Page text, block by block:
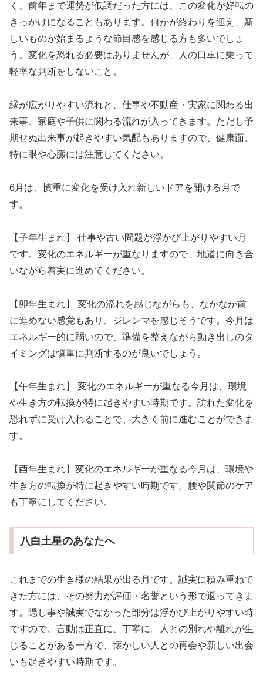
く、前年まで運勢が低調だった方には、この変化が好転の
きっかけになることもあります。何かが終わりを迎え、新
しいものが始まるような節目感を感じる方も多いでしょ
う。変化を恐れる必要はありませんが、人の口車に乗って
軽率な判断をしないこと。
縁が広がりやすい流れと、仕事や不動産・実家に関わる出
来事、家庭や子供に関わる流れが入ってきます。ただし予
期せぬ出来事が起きやすい気配もありますので、健康面、
特に眼や心臓には注意してください。
6月は、慎重に変化を受け入れ新しいドアを開ける月で
す。
【子年生まれ】 仕事や古い問題が浮かび上がりやすい月
です。変化のエネルギーが重なりますので、地道に向き合
いながら着実に進めてください。
【卯年生まれ】 変化の流れを感じながらも、なかなか前
に進めない感覚もあり、ジレンマを感じそうです。今月は
エネルギー的に弱いので、準備を整えながら動き出しのタ
イミングは慎重に判断するのが良いでしょう。
【午年生まれ】 変化のエネルギーが重なる今月は、環境
や生き方の転換が特に起きやすい時期です。訪れた変化を
恐れずに受け入れることで、大きく前に進むことができま
す。
【酉年生まれ】変化のエネルギーが重なる今月は、環境や
生き方の転換が特に起きやすい時期です。腰や関節のケア
も丁寧にしてください。
八白土星のあなたへ
これまでの生き様の結果が出る月です。誠実に積み重ねて
きた方には、その努力が評価・名誉という形で返ってきま
す。隠し事や誠実でなかった部分は浮かび上がりやすい時
ですので、言動は正直に、丁寧に。人との別れや離れが生
じることがある一方で、懐かしい人との再会や新しい出会
いも起きやすい時期です。